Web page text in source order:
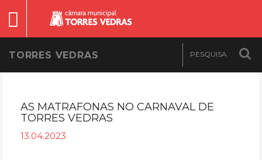
TORRES VEDRAS
AS MATRAFONAS NO CARNAVAL DE
TORRES VEDRAS
13.04.2023